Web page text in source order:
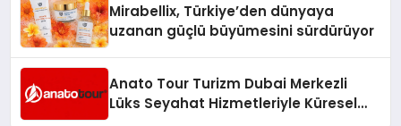
Mirabellix, Türkiye’den dünyaya
uzanan güçlü büyümesini sürdürüyor
Anato Tour Turizm Dubai Merkezli
Lüks Seyahat Hizmetleriyle Küresel